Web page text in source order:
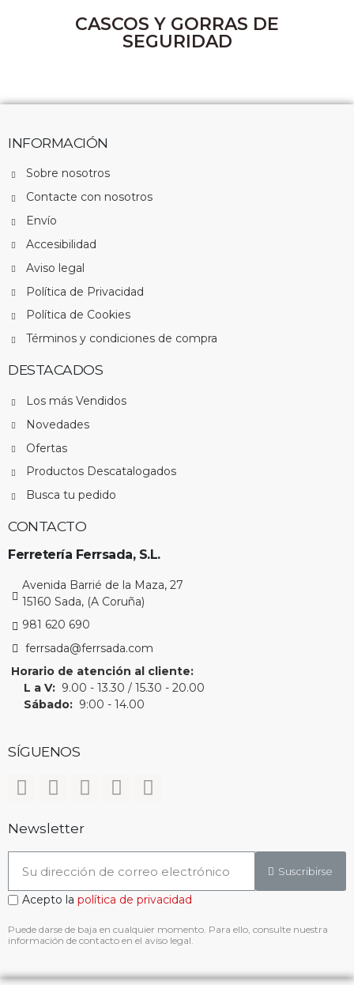
CASCOS Y GORRAS DE
SEGURIDAD
INFORMACIÓN
Sobre nosotros
Contacte con nosotros
Envío
Accesibilidad
Aviso legal
Política de Privacidad
Política de Cookies
Términos y condiciones de compra
DESTACADOS
Los más Vendidos
Novedades
Ofertas
Productos Descatalogados
Busca tu pedido
CONTACTO
Ferretería Ferrsada, S.L.
Avenida Barrié de la Maza, 27
15160 Sada, (A Coruña)
981 620 690
ferrsada@ferrsada.com
Horario de atención al cliente:
L a V: 9.00 - 13.30 / 15.30 - 20.00
Sábado: 9:00 - 14.00
SÍGUENOS
Newsletter
Suscribirse
Acepto la política de privacidad
Puede darse de baja en cualquier momento. Para ello, consulte nuestra
información de contacto en el aviso legal.